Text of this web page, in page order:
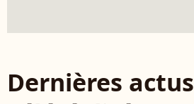
Dernières actus